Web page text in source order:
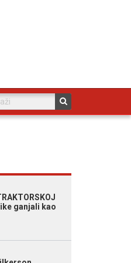
ganjali kao